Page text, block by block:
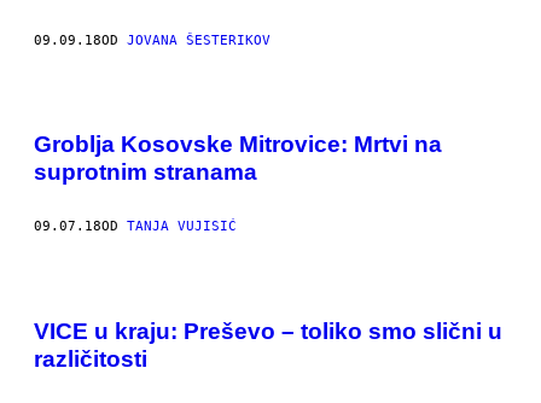
09.09.18OD JOVANA ŠESTERIKOV
Groblja Kosovske Mitrovice: Mrtvi na
suprotnim stranama
09.07.18OD TANJA VUJISIĆ
VICE u kraju: Preševo – toliko smo slični u
različitosti